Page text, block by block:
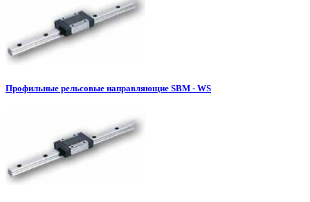
Профильные рельсовые направляющие SBM - WS